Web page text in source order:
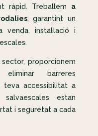
ràpid. Treballem a
, garantint un
instal·lació i
proporcionem
barreres
teva accessibilitat a
estan
i seguretat a cada